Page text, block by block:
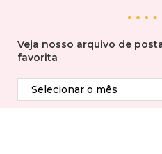
Veja nosso arquivo de
favorita